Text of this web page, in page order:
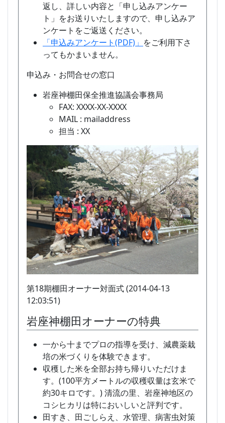
返し、詳しい内容と「申し込みアンケー
ト」をお送りいたしますので、申し込みア
ンケートをご返送ください。
「申込みアンケート(PDF)」 をご利用下さ
ってもかまいません。
申込み・お問合せの窓口
岩座神棚田保全推進協議会事務局
FAX: XXXX-XX-XXXX
MAIL : mailaddress
担当 : XX
第18期棚田オーナー対面式 (2014-04-13
12:03:51)
岩座神棚田オーナーの特典
一から十までプロの指導を受け、減農薬栽
培の米づくりを体験できます。
収穫した米を全部お持ち帰りいただけま
す。(100平方メートルの収穫収量は玄米で
約30キロです。) 清流の里、岩座神地区の
コシヒカリは特においしいと評判です。
田すき、田ごしらえ、水管理、病害虫対策